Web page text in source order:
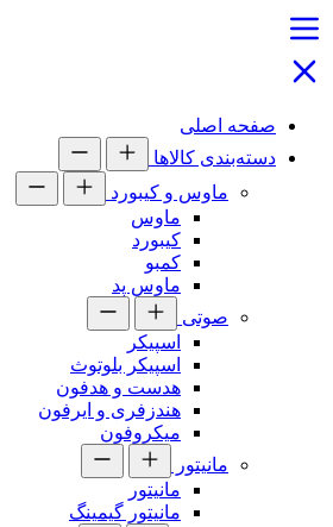
صفحه اصلی
دسته‌بندی کالاها
ماوس و کیبورد
ماوس
کیبورد
کمبو
ماوس پد
صوتی
اسپیکر
اسپیکر بلوتوث
هدست و هدفون
هندزفری و ایرفون
میکروفون
مانیتور
مانیتور
مانیتور گیمینگ